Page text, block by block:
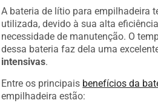
A bateria de lítio para empilhadeira
utilizada, devido à sua alta
necessidade de manutenção. O
dessa bateria faz dela uma
intensivas
Entre os principais benefícios da
empilhadeira estão: